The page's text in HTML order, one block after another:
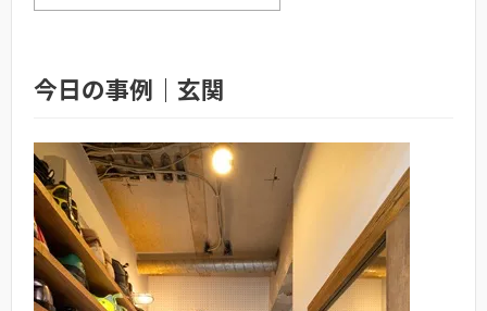
今日の事例｜玄関